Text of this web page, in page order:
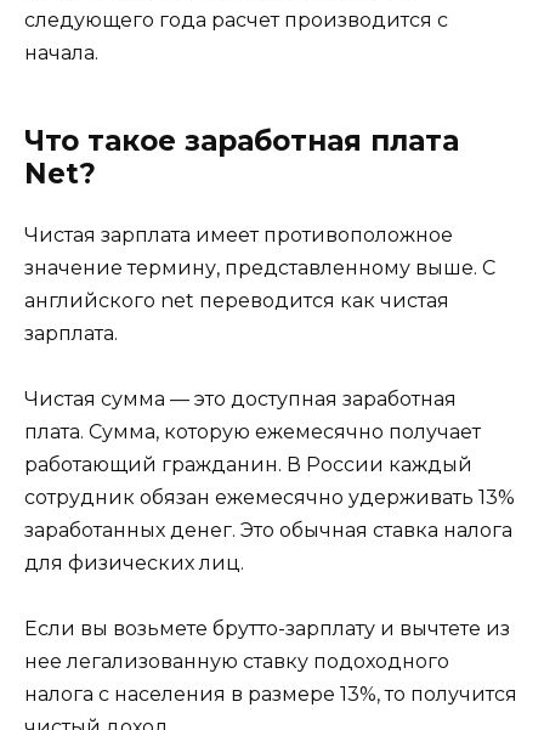
следующего года расчет производится с
начала.
Что такое заработная плата
Net?
Чистая зарплата имеет противоположное
значение термину, представленному выше. С
английского net переводится как чистая
зарплата.
Чистая сумма — это доступная заработная
плата. Сумма, которую ежемесячно получает
работающий гражданин. В России каждый
сотрудник обязан ежемесячно удерживать 13%
заработанных денег. Это обычная ставка налога
для физических лиц.
Если вы возьмете брутто-зарплату и вычтете из
нее легализованную ставку подоходного
налога с населения в размере 13%, то получится